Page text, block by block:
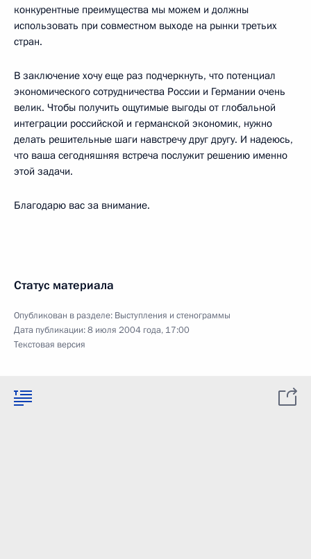
конкурентные преимущества мы можем и должны
использовать при совместном выходе на рынки третьих
стран.
В заключение хочу еще раз подчеркнуть, что потенциал
экономического сотрудничества России и Германии очень
велик. Чтобы получить ощутимые выгоды от глобальной
интеграции российской и германской экономик, нужно
делать решительные шаги навстречу друг другу. И надеюсь,
что ваша сегодняшняя встреча послужит решению именно
этой задачи.
Благодарю вас за внимание.
Статус материала
Опубликован в разделе: Выступления и стенограммы
Дата публикации:8 июля 2004 года, 17:00
Текстовая версия